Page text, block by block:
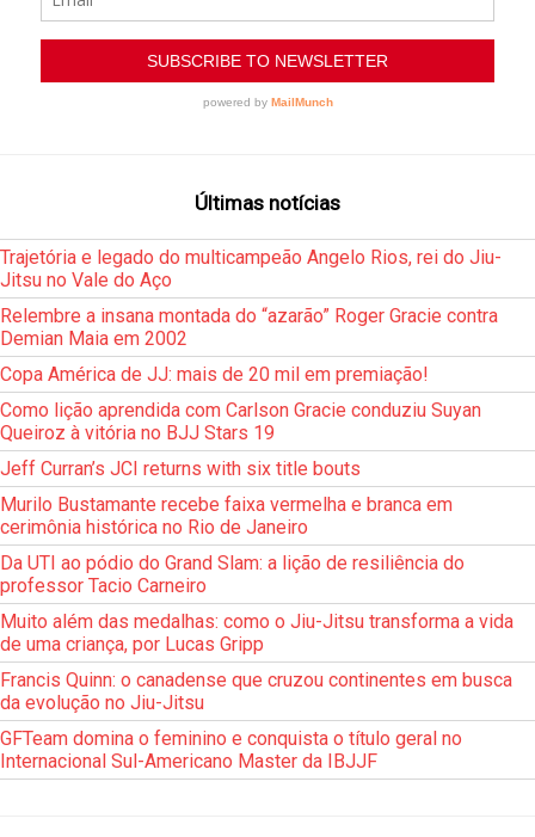
Últimas notícias
Trajetória e legado do multicampeão Angelo Rios, rei do Jiu-
Jitsu no Vale do Aço
Relembre a insana montada do “azarão” Roger Gracie contra
Demian Maia em 2002
Copa América de JJ: mais de 20 mil em premiação!
Como lição aprendida com Carlson Gracie conduziu Suyan
Queiroz à vitória no BJJ Stars 19
Jeff Curran’s JCI returns with six title bouts
Murilo Bustamante recebe faixa vermelha e branca em
cerimônia histórica no Rio de Janeiro
Da UTI ao pódio do Grand Slam: a lição de resiliência do
professor Tacio Carneiro
Muito além das medalhas: como o Jiu-Jitsu transforma a vida
de uma criança, por Lucas Gripp
Francis Quinn: o canadense que cruzou continentes em busca
da evolução no Jiu-Jitsu
GFTeam domina o feminino e conquista o título geral no
Internacional Sul-Americano Master da IBJJF